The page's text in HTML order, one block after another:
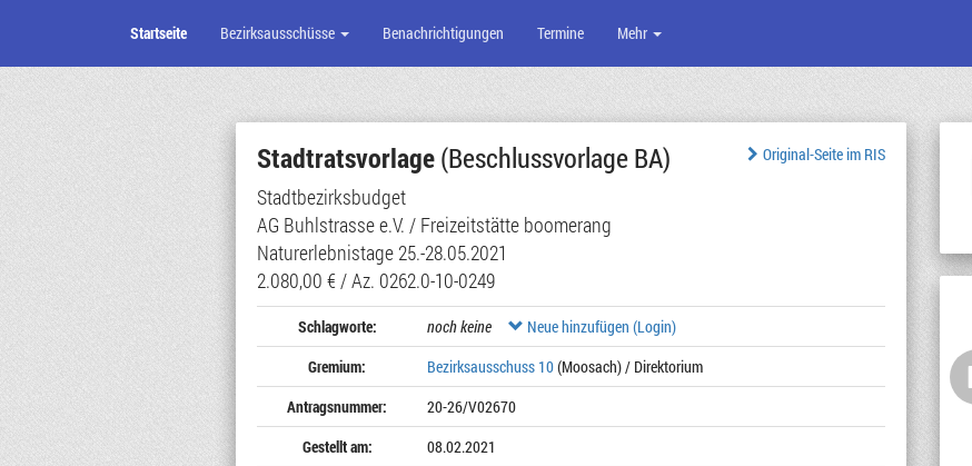
Zum
Seiteninhalt
Startseite Bezirksausschüsse Benachrichtigungen Termine Mehr
Original-Seite im RIS
Stadtratsvorlage(Beschlussvorlage BA)
Stadtbezirksbudget
AG Buhlstrasse e.V. / Freizeitstätte boomerang
Naturerlebnistage 25.-28.05.2021
2.080,00 € / Az. 0262.0-10-0249
Schlagworte: noch keine
Neue hinzufügen (Login)
Gremium:
Bezirksausschuss 10(Moosach) / Direktorium
Antragsnummer:
20-26/V02670
Gestellt am:
08.02.2021